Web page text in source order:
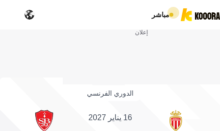
مباشر
إعلان
الدوري الفرنسي
16 يناير 2027